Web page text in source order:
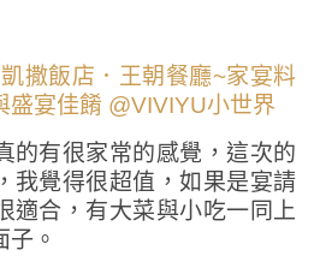
的有很家常的感覺，這次的
我覺得很超值，如果是宴請
適合，有大菜與小吃一同上
。